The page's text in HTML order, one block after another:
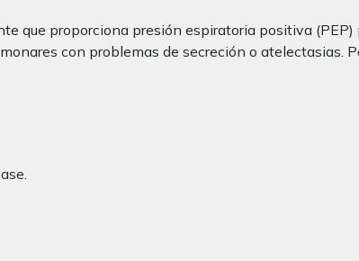
que proporciona presión espiratoria positiva (PEP)
con problemas de secreción o atelectasias.